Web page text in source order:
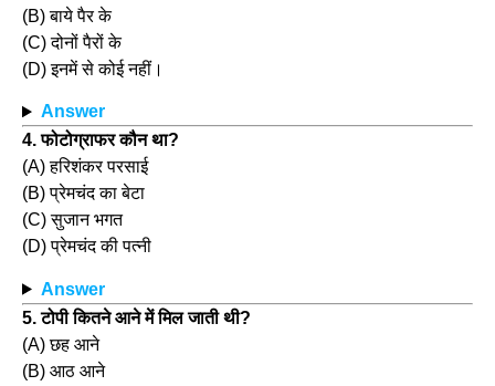
(B) बाये पैर के
(C) दोनों पैरों के
(D) इनमें से कोई नहीं।
Answer
4. फोटोग्राफर कौन था?
(A) हरिशंकर परसाई
(B) प्रेमचंद का बेटा
(C) सुजान भगत
(D) प्रेमचंद की पत्नी
Answer
5. टोपी कितने आने में मिल जाती थी?
(A) छह आने
(B) आठ आने